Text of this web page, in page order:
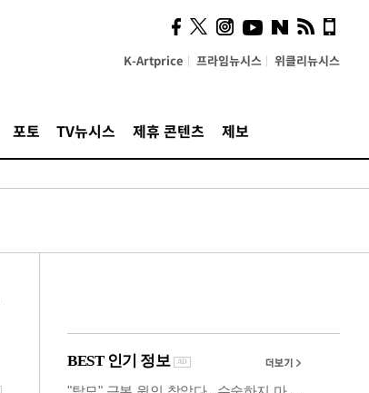
K-Artprice 프라임뉴시스 위클리뉴시스
포토 TV뉴시스 제휴 콘텐츠 제보
시, 스마트폰 액세서리에
NFC 더했다